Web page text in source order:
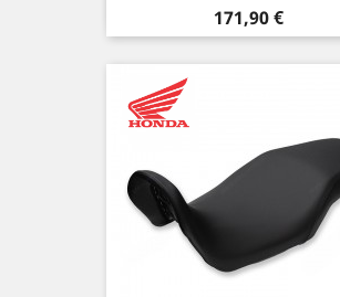
Precio
171,90 €